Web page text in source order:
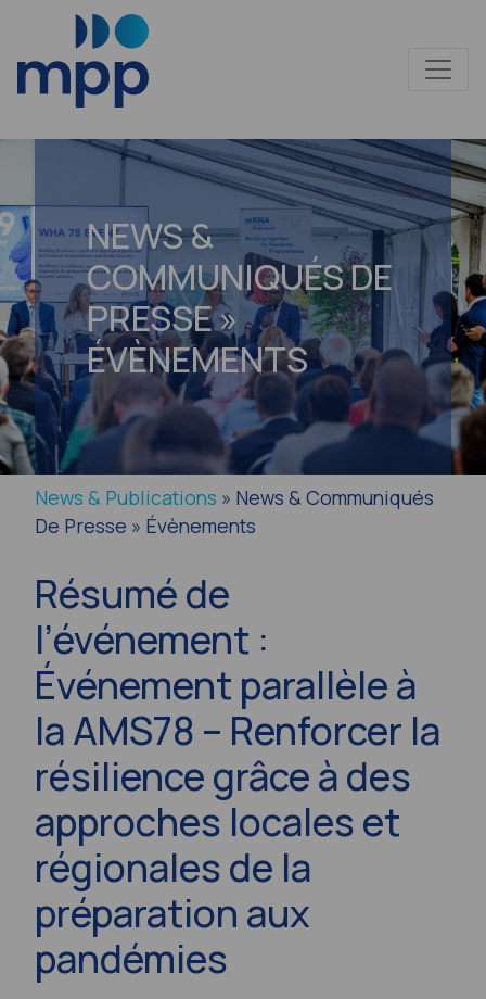
NEWS &
COMMUNIQUÉS DE
PRESSE »
ÉVÈNEMENTS
News & Publications » News & Communiqués
De Presse » Évènements
Résumé de
l’événement :
Événement parallèle à
la AMS78 – Renforcer la
résilience grâce à des
approches locales et
régionales de la
préparation aux
pandémies